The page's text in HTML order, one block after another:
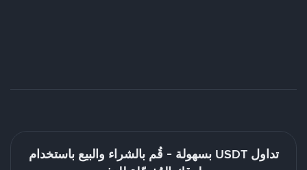
تداول USDT بسهولة - قُم بالشراء والبيع باستخدام